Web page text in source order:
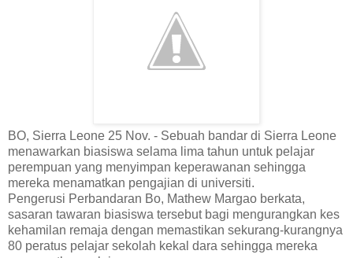
BO, Sierra Leone 25 Nov. - Sebuah bandar di Sierra Leone
menawarkan biasiswa selama lima tahun untuk pelajar
perempuan yang menyimpan keperawanan sehingga
mereka menamatkan pengajian di universiti.
Pengerusi Perbandaran Bo, Mathew Margao berkata,
sasaran tawaran biasiswa tersebut bagi mengurangkan kes
kehamilan remaja dengan memastikan sekurang-kurangnya
80 peratus pelajar sekolah kekal dara sehingga mereka